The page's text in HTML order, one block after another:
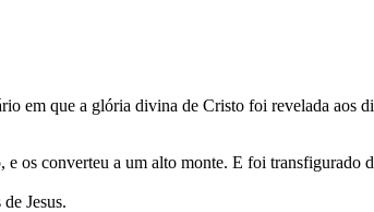
em que a glória divina de Cristo foi revelada aos
os converteu a um alto monte. E foi transfigurado
Jesus.